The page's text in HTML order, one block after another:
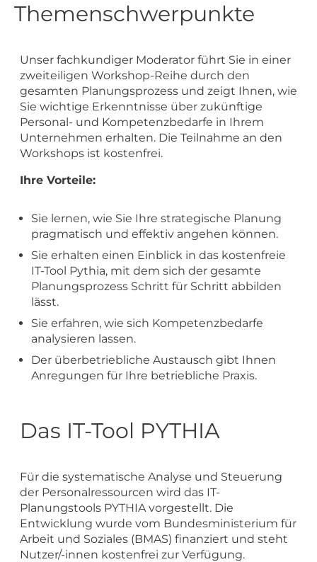
Themenschwerpunkte
Unser fachkundiger Moderator führt Sie in einer
zweiteiligen Workshop-Reihe durch den
gesamten Planungsprozess und zeigt Ihnen, wie
Sie wichtige Erkenntnisse über zukünftige
Personal- und Kompetenzbedarfe in Ihrem
Unternehmen erhalten. Die Teilnahme an den
Workshops ist kostenfrei.
Ihre Vorteile:
Sie lernen, wie Sie Ihre strategische Planung
pragmatisch und effektiv angehen können.
Sie erhalten einen Einblick in das kostenfreie
IT-Tool Pythia, mit dem sich der gesamte
Planungsprozess Schritt für Schritt abbilden
lässt.
Sie erfahren, wie sich Kompetenzbedarfe
analysieren lassen.
Der überbetriebliche Austausch gibt Ihnen
Anregungen für Ihre betriebliche Praxis.
Das IT-Tool PYTHIA
Für die systematische Analyse und Steuerung
der Personalressourcen wird das IT-
Planungstools PYTHIA vorgestellt. Die
Entwicklung wurde vom Bundesministerium für
Arbeit und Soziales (BMAS) finanziert und steht
Nutzer/-innen kostenfrei zur Verfügung.